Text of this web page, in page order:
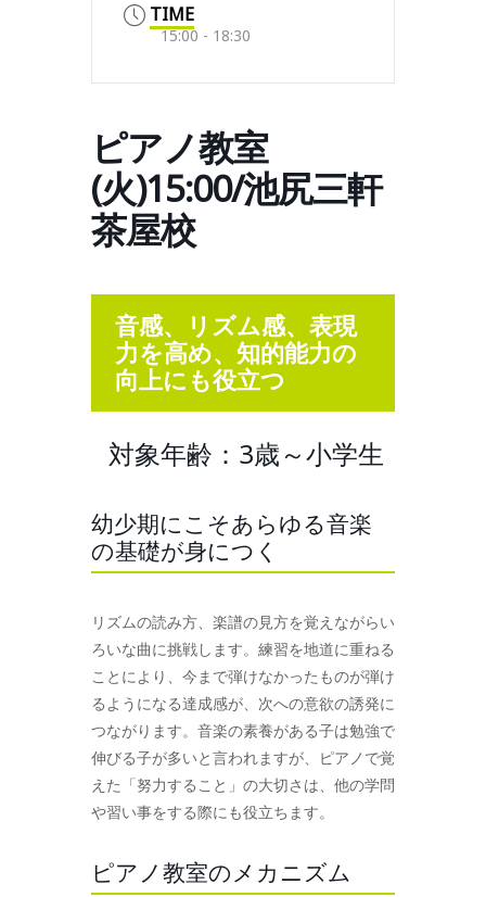
TIME
15:00 - 18:30
ピアノ教室
(火)15:00/池尻三軒
茶屋校
音感、リズム感、表現
力を高め、知的能力の
向上にも役立つ
対象年齢：3歳～小学生
幼少期にこそあらゆる音楽
の基礎が身につく
リズムの読み方、楽譜の見方を覚えながらい
ろいな曲に挑戦します。練習を地道に重ねる
ことにより、今まで弾けなかったものが弾け
るようになる達成感が、次への意欲の誘発に
つながります。音楽の素養がある子は勉強で
伸びる子が多いと言われますが、ピアノで覚
えた「努力すること」の大切さは、他の学問
や習い事をする際にも役立ちます。
ピアノ教室のメカニズム